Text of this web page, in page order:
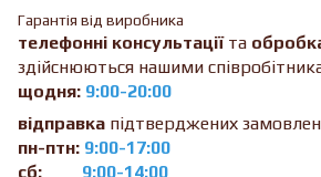
Гарантія від виробника
телефонні консультації та
здійснюються нашими
щодня: 9:00-20:00
відправка підтверджених
пн-птн: 9:00-17:00
сб:
9:00-14:00